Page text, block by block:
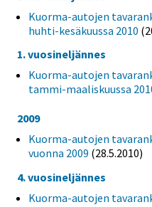
Kuorma-autojen
huhti-kesäkuussa 2010
1. vuosineljännes
Kuorma-autojen
tammi-maaliskuussa
2009
Kuorma-autojen
vuonna 2009 (28.5.2010)
4. vuosineljännes
Kuorma-autojen